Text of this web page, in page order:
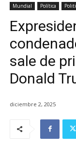
Mundial Política
sale de
Donald
diciembre 2, 2025